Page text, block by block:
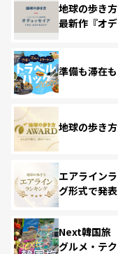
地球の歩き
最新作『オデ
準備も滞在
地球の歩き
エアライン
グ形式で発表
Next韓国旅
グルメ・テ